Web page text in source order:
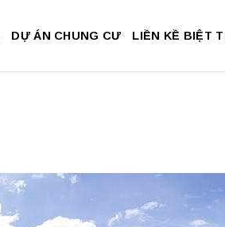
DỰ ÁN CHUNG CƯ LIỀN KỀ BIỆT